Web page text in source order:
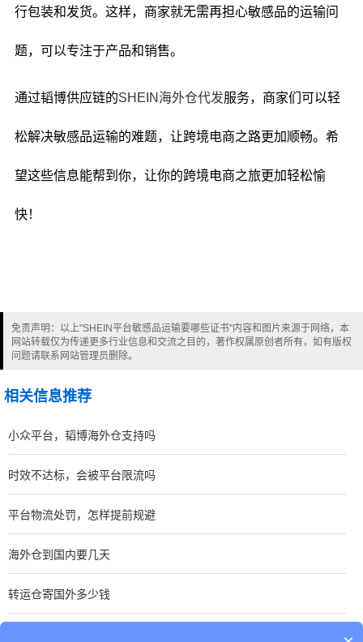
行包装和发货。这样，商家就无需再担心敏感品的运输问
题，可以专注于产品和销售。
通过韬博供应链的SHEIN海外仓代发服务，商家们可以轻
松解决敏感品运输的难题，让跨境电商之路更加顺畅。希
望这些信息能帮到你，让你的跨境电商之旅更加轻松愉
快！
免责声明：以上"SHEIN平台敏感品运输要哪些证书"内容和图片来源于网络，本
网站转载仅为传递更多行业信息和交流之目的，著作权属原创者所有，如有版权
问题请联系网站管理员删除。
相关信息推荐
小众平台，韬博海外仓支持吗
时效不达标，会被平台限流吗
平台物流处罚，怎样提前规避
海外仓到国内要几天
转运仓寄国外多少钱